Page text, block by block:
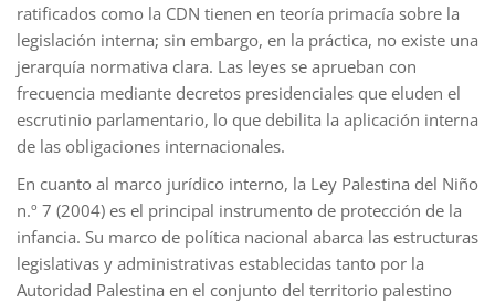
ratificados como la CDN tienen en teoría primacía sobre la
legislación interna; sin embargo, en la práctica, no existe una
jerarquía normativa clara. Las leyes se aprueban con
frecuencia mediante decretos presidenciales que eluden el
escrutinio parlamentario, lo que debilita la aplicación interna
de las obligaciones internacionales.
En cuanto al marco jurídico interno, la Ley Palestina del Niño
n.º 7 (2004) es el principal instrumento de protección de la
infancia. Su marco de política nacional abarca las estructuras
legislativas y administrativas establecidas tanto por la
Autoridad Palestina en el conjunto del territorio palestino